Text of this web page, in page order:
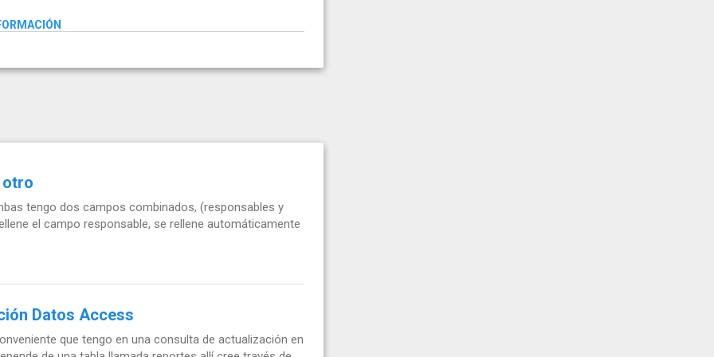
otro
tengo dos campos combinados, (responsables y
el campo responsable, se rellene automáticamente
Datos Access
que tengo en una consulta de actualización en